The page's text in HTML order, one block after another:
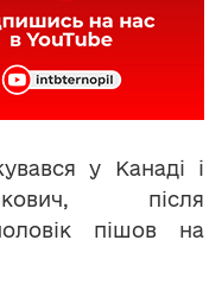
у Канаді і
після
пішов на